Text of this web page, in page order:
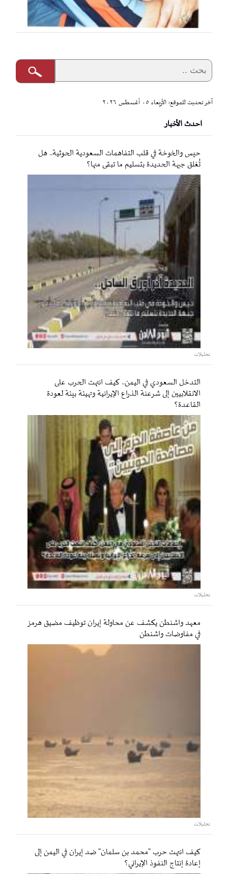
آخر تحديث للموقع: الأربعاء ٠٥ أغسطس ٢٠٢٦
احدث الأخبار
حيس والخوخة في قلب التفاهمات السعودية الحوثية.. هل
تُغلق جبهة الحديدة بتسليم ما تبقى منها؟
تحليلات
التدخل السعودي في اليمن.. كيف انتهت الحرب على
الانقلابيين إلى شرعنة الذراع الإيرانية وتهيئة بيئة لعودة
القاعدة؟
تحليلات
معهد واشنطن يكشف عن محاولة إيران توظيف مضيق هرمز
في مفاوضات واشنطن
تحليلات
كيف انتهت حرب "محمد بن سلمان" ضد إيران في اليمن إلى
إعادة إنتاج النفوذ الإيراني؟